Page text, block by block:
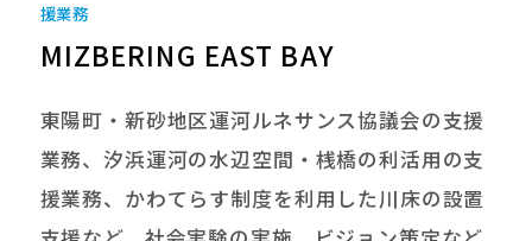
援業務
MIZBERING EAST BAY
東陽町・新砂地区運河ルネサンス協議会の支援
業務、汐浜運河の水辺空間・桟橋の利活用の支
援業務、かわてらす制度を利用した川床の設置